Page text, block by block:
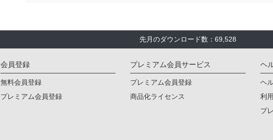
先月のダウンロード数：69,528
会員登録
無料会員登録
プレミアム会員登録
プレミアム会員サービス
プレミアム会員登録
商品化ライセンス
ヘ
ヘ
利
プ